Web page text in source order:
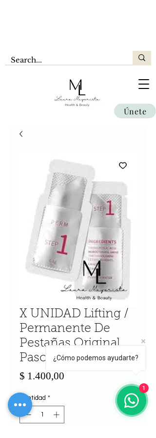
Únete
X UNIDAD Lifting /
Permanente De
Pestañas Original
Paso 1
$ 1.400,00
Cantidad *
¿Cómo podemos ayudarte?
1